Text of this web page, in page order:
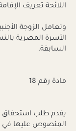
اللائحة تعريف
وتعامل الزوجة
الأسرة المصرية
السابقة.
مادة رقم 18
يقدم طلب استحقاق
المنصوص عليها في